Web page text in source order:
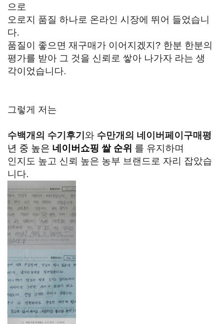
으로
오로지 품질 하나로 온라인 시장에 뛰어 들었습니
다.
품질이 좋으면 재구매가 이어지겠지? 한분 한분의
평가를 받아 그 것을 신뢰로 쌓아 나가자 라는 생
각이었습니다.
그렇게 저는
수백개의 수기후기 와 수만개의 네이버페이구매평
년 중 높은 네이버쇼핑 쌀 순위 를 유지하며
인지도 높고 신뢰 높은 농부 브랜드로 자리 잡았습
니다.